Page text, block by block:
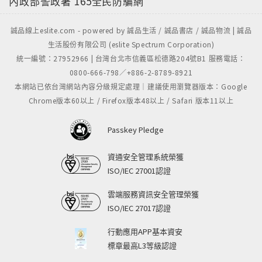
誠品線上eslite.com - powered by 誠品生活 / 誠品書店 / 誠品物流 | 誠品
生活股份有限公司 (eslite Spectrum Corporation)
統一編號：27952966 | 台灣台北市信義區松德路204號B1 服務電話：
0800-666-798／+886-2-8789-8921
本網站已依台灣網站內容分級規定處理｜建議使用瀏覽器版本：Google
Chrome版本60以上 / Firefox版本48以上 / Safari 版本11以上
Passkey Pledge
資通安全管理系統榮獲
ISO/IEC 27001認證
雲端服務資訊安全管理榮獲
ISO/IEC 27017認證
行動應用APP基本資安
標章最高L3等級認證